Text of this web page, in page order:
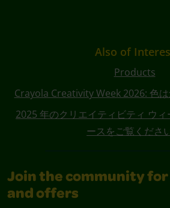
Also of
Products
Crayola Creativity Week 2026: 色
2025 年のクリエイティビティ ウ
ースをご覧ください
Join the community for
and offers